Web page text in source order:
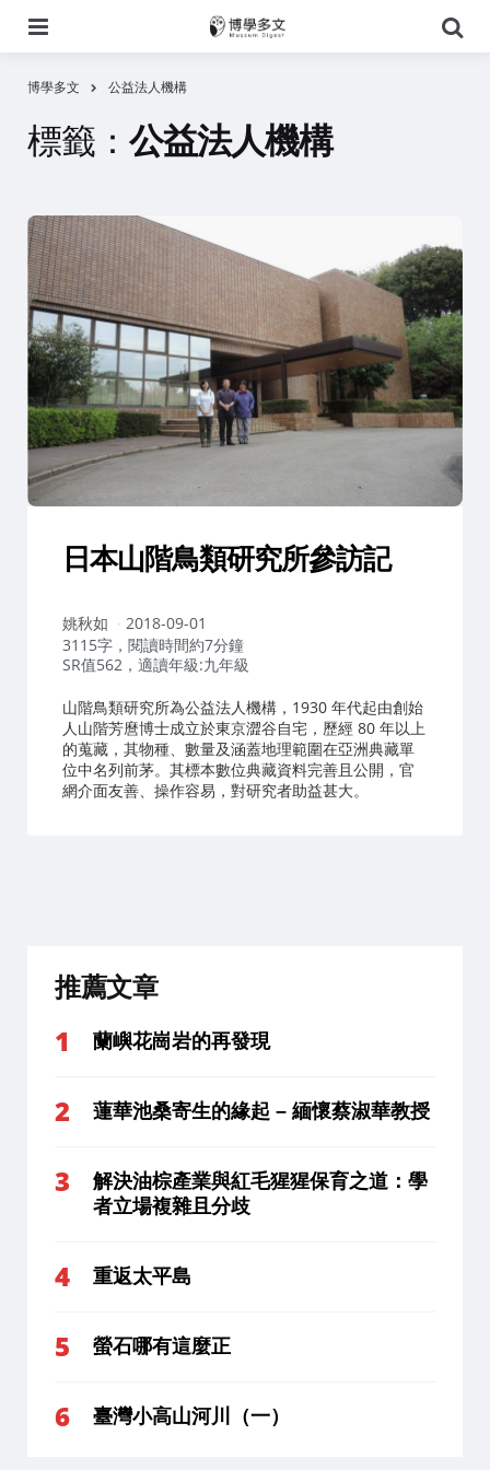
尋
博學多文 公益法人機構
標籤： 公益法人機構
日本山階鳥類研究所參訪記
作
者：
姚秋如
2018-09-01
3115字，閱讀時間約7分鐘
SR值562，適讀年級:九年級
山階鳥類研究所為公益法人機構，1930 年代起由創始
人山階芳麿博士成立於東京澀谷自宅，歷經 80 年以上
的蒐藏，其物種、數量及涵蓋地理範圍在亞洲典藏單
位中名列前茅。其標本數位典藏資料完善且公開，官
網介面友善、操作容易，對研究者助益甚大。
推薦文章
蘭嶼花崗岩的再發現
蓮華池桑寄生的緣起 – 緬懷蔡淑華教授
解決油棕產業與紅毛猩猩保育之道：學
者立場複雜且分歧
重返太平島
螢石哪有這麼正
臺灣小高山河川（一）